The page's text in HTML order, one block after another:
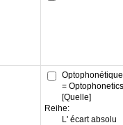
=
[Quelle]
Reihe:
L' écart absolu